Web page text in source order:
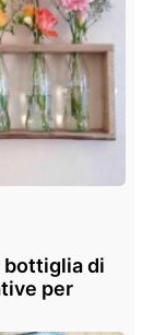
bottiglia di
per